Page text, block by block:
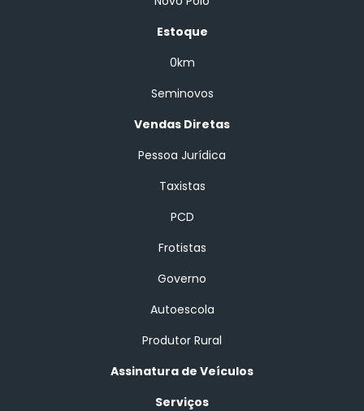
Estoque
0km
Seminovos
Vendas Diretas
Pessoa Jurídica
Taxistas
PCD
Frotistas
Governo
Autoescola
Produtor Rural
Assinatura de Veículos
Serviços